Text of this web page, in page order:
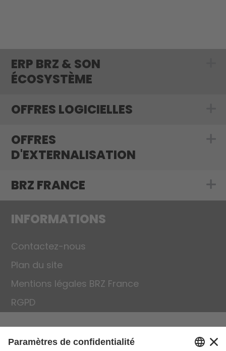
ERP BRZ & SON
ÉCOSYSTÈME
OFFRES LOGICIELLES
OFFRES
D'EXTERNALISATION
Show
BRZ FRANCE Show
INFORMATIONS
Contactez-nous
Plan du site
Mentions légales BRZ France
RGPD